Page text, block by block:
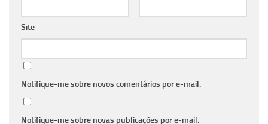
Site
Notifique-me sobre novos comentários por e-mail.
Notifique-me sobre novas publicações por e-mail.